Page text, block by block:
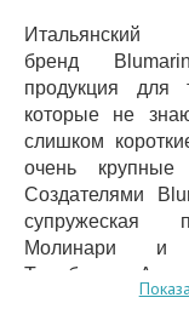
Итальянский
бренд
продукция для
которые не
слишком
очень крупные
Создателями
супружеская
Молинари и
Тарабини.
отлично